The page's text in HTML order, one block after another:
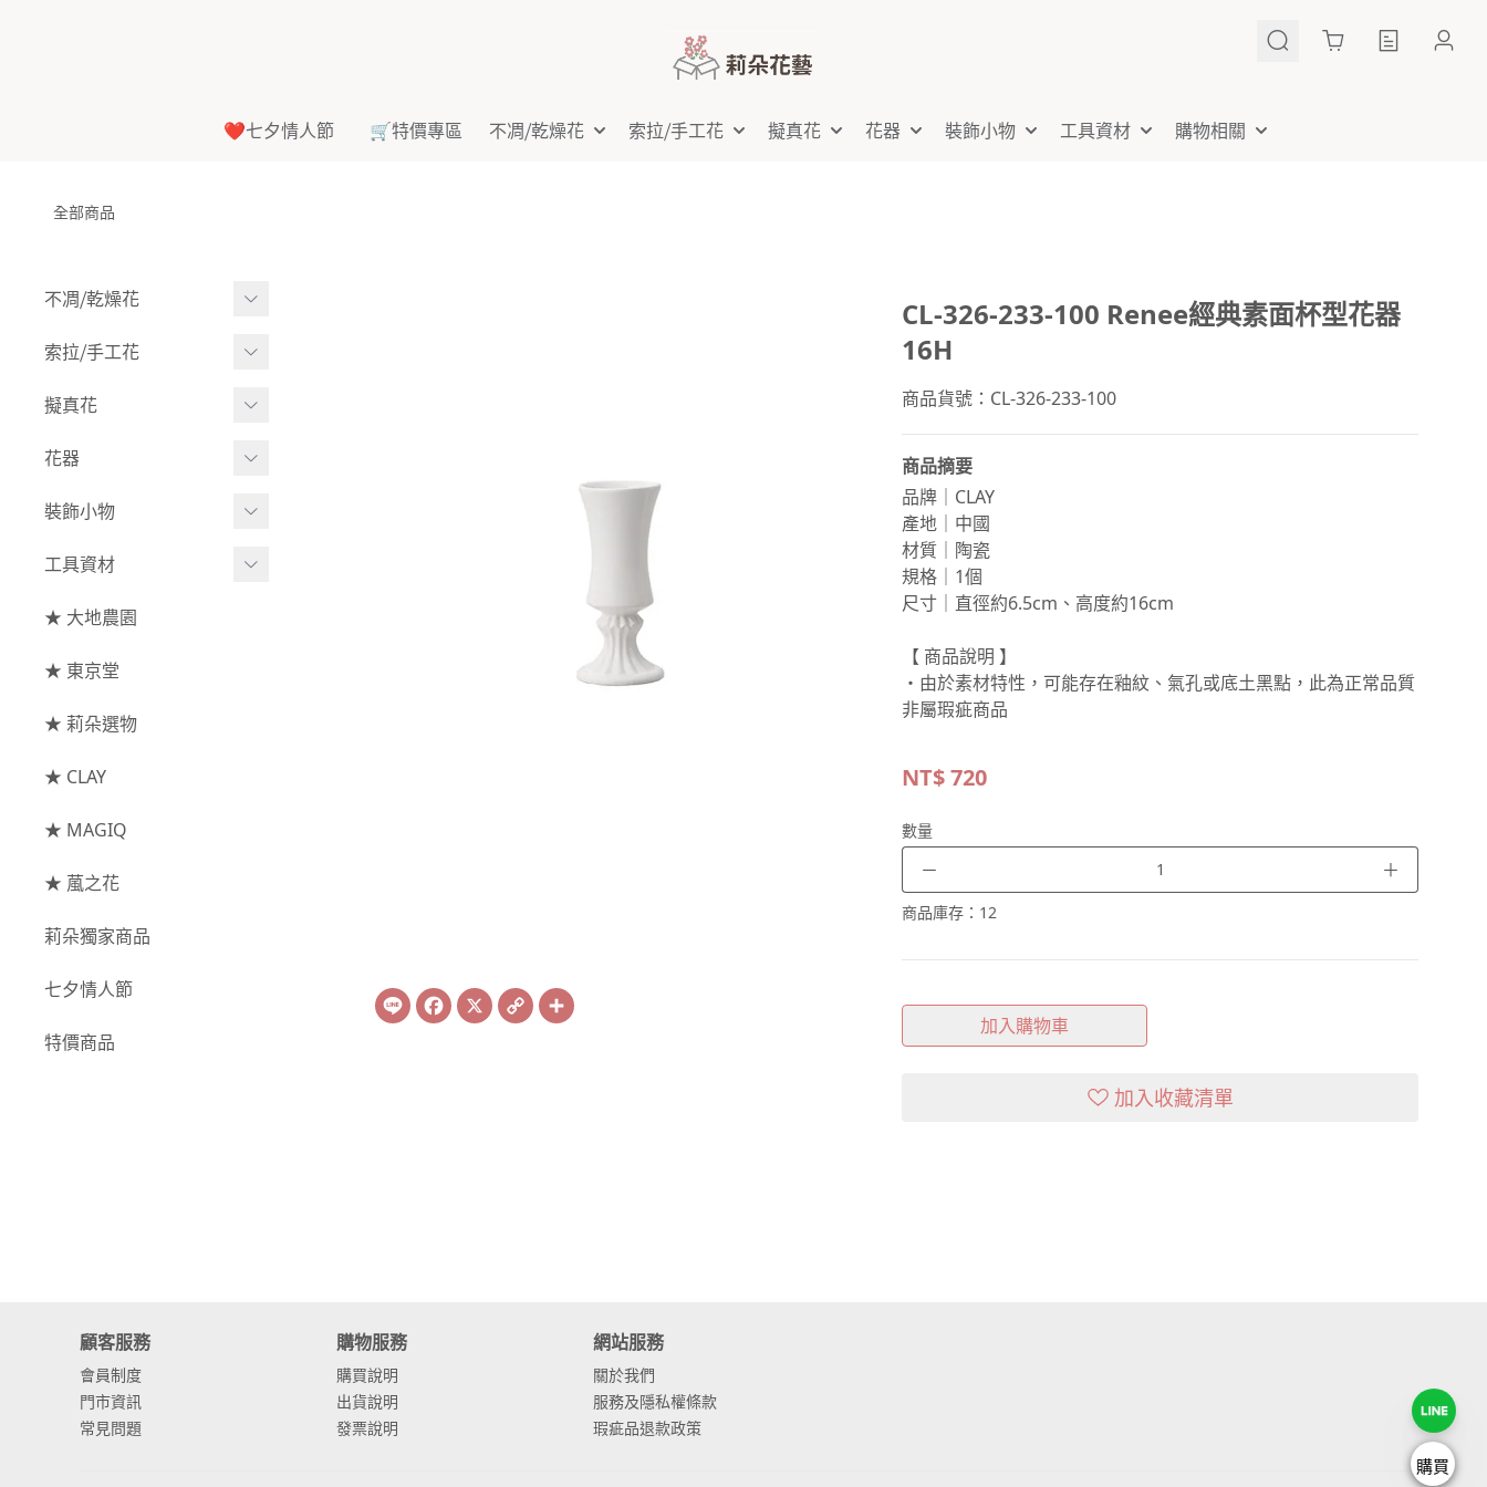
Cart
❤️七夕情人節 🛒特價專區 不凋⧸乾燥花 索拉⧸手工花 擬真花 花器 裝飾小物 工具資材 購物相關
全部商品
不凋⧸乾燥花
多色組合
- 其他
玫瑰
大玫瑰
- 迷你玫瑰
- 庭園玫瑰
- 其他玫瑰
主花
菊花
-
蘭花⧸大理花
康乃馨
- 其他繡球花
配花
- 滿天星⧸木滿天星
索拉⧸手工花
索拉花(有花莖)
- 莉朵獨家水染
- 大地農園
索拉花(僅花頭)
原色
擬真花
盆栽⧸成品
綜合花束
葉材⧸藤蔓
枝條
果實
花器
小型花器
中大型花器
捧花架⧸吊架
藤圈⧸注連繩
提籃
裝飾小物
裝飾⧸擺飾
花插
工具資材
工具⧸型錄
資材
★ 大地農園
★ 東京堂
★ 莉朵選物
★ CLAY
★ MAGIQ
★ 葻之花
莉朵獨家商品
七夕情人節
特價商品
Line Facebook
X Copy
Link
CL-326-233-100 Renee經典素面杯型花器
16H
商品貨號：CL-326-233-100
商品摘要
品牌｜CLAY
產地｜中國
材質｜陶瓷
規格｜1個
尺寸｜直徑約6.5cm、高度約16cm
【 商品說明 】
・由於素材特性，可能存在釉紋、氣孔或底土黑點，此為正常品質
非屬瑕疵商品
NT$720
數量
－ ＋
商品庫存： 12
加入購物車
加入收藏清單
顧客服務
會員制度
門市資訊
常見問題
購物服務
購買說明
出貨說明
發票說明
網站服務
關於我們
服務及隱私權條款
瑕疵品退款政策
購買